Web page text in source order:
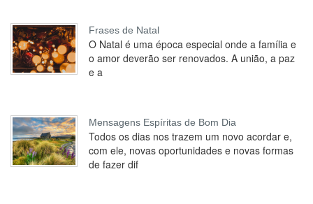
Frases de Natal
O Natal é uma época especial onde a família e
o amor deverão ser renovados. A união, a paz
e a
Mensagens Espíritas de Bom Dia
Todos os dias nos trazem um novo acordar e,
com ele, novas oportunidades e novas formas
de fazer dif